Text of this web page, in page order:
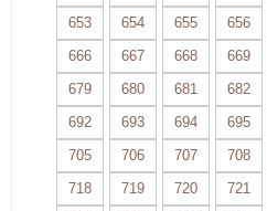
653
654 655 656
666
667 668 669
679
680 681 682
692
693 694 695
705
706 707 708
718
719 720 721